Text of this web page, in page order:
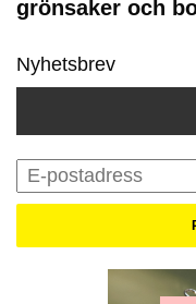
grönsaker och
Nyhetsbrev